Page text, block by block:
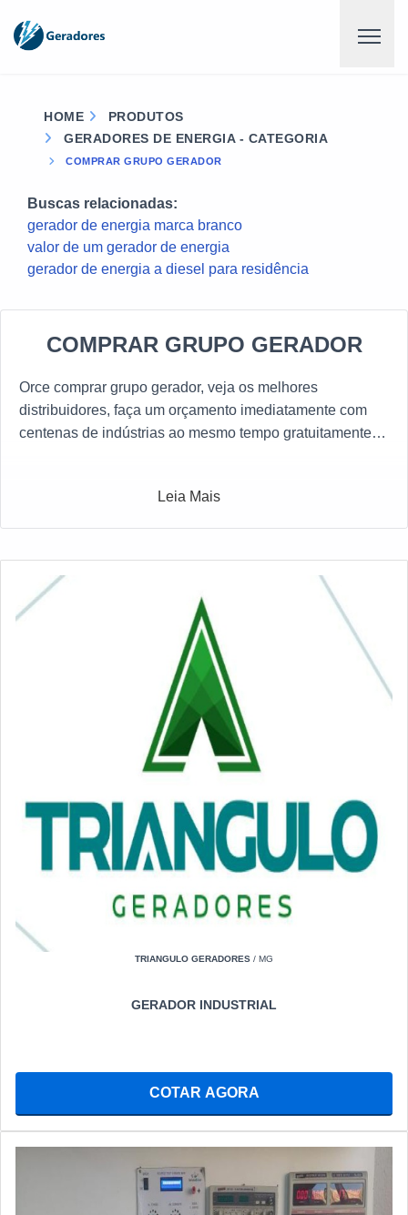
HOME
PRODUTOS
GERADORES DE ENERGIA - CATEGORIA
COMPRAR GRUPO GERADOR
Buscas relacionadas:
gerador de energia marca branco
valor de um gerador de energia
gerador de energia a diesel para residência
COMPRAR GRUPO GERADOR
Orce comprar grupo gerador, veja os melhores
distribuidores, faça um orçamento imediatamente com
centenas de indústrias ao mesmo tempo gratuitamente a
Leia Mais
TRIANGULO GERADORES / MG
GERADOR INDUSTRIAL
COTAR AGORA